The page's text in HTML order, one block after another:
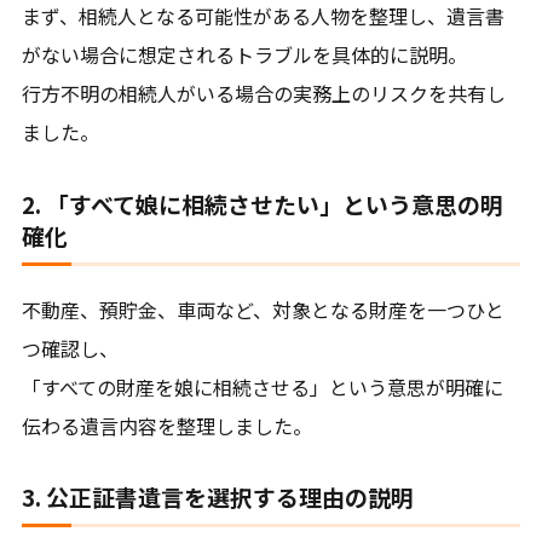
まず、相続人となる可能性がある人物を整理し、遺言書
がない場合に想定されるトラブルを具体的に説明。
行方不明の相続人がいる場合の実務上のリスクを共有し
ました。
2. 「すべて娘に相続させたい」という意思の明
確化
不動産、預貯金、車両など、対象となる財産を一つひと
つ確認し、
「すべての財産を娘に相続させる」という意思が明確に
伝わる遺言内容を整理しました。
3. 公正証書遺言を選択する理由の説明